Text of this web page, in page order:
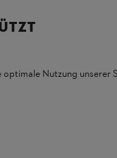
Nutzung unserer